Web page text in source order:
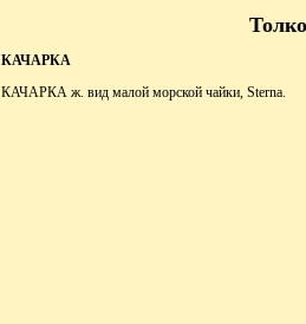
КАЧАРКА
КАЧАРКА ж. вид малой морской чайки, Sternа.